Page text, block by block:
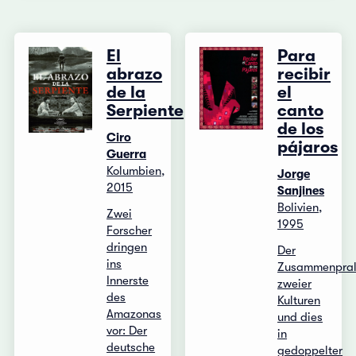
El
abrazo
de la
Serpiente
Ciro
Guerra
Kolumbien,
2015
Zwei
Forscher
dringen
ins
Innerste
des
Amazonas
vor: Der
deutsche
Para
recibir
el
canto
de los
pájaros
Jorge
Sanjines
Bolivien,
1995
Der
zweier
Kulturen
und dies
in
gedoppelter